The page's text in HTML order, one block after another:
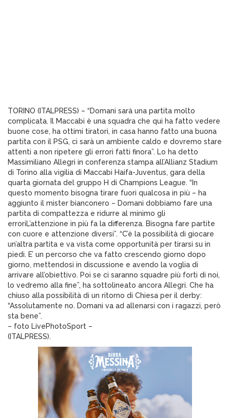
TORINO (ITALPRESS) – “Domani sarà una partita molto
complicata. Il Maccabi è una squadra che qui ha fatto vedere
buone cose, ha ottimi tiratori, in casa hanno fatto una buona
partita con il PSG, ci sarà un ambiente caldo e dovremo stare
attenti a non ripetere gli errori fatti finora”. Lo ha detto
Massimiliano Allegri in conferenza stampa all’Allianz Stadium
di Torino alla vigilia di Maccabi Haifa-Juventus, gara della
quarta giornata del gruppo H di Champions League. “In
questo momento bisogna tirare fuori qualcosa in più – ha
aggiunto il mister bianconero – Domani dobbiamo fare una
partita di compattezza e ridurre al minimo gli
erroriL’attenzione in più fa la differenza. Bisogna fare partite
con cuore e attenzione diversi”. “C’è la possibilità di giocare
un’altra partita e va vista come opportunità per tirarsi su in
piedi. E’ un percorso che va fatto crescendo giorno dopo
giorno, mettendosi in discussione e avendo la voglia di
arrivare all’obiettivo. Poi se ci saranno squadre più forti di noi,
lo vedremo alla fine”, ha sottolineato ancora Allegri. Che ha
chiuso alla possibilità di un ritorno di Chiesa per il derby:
“Assolutamente no. Domani va ad allenarsi con i ragazzi, però
sta bene”.
– foto LivePhotoSport –
(ITALPRESS).